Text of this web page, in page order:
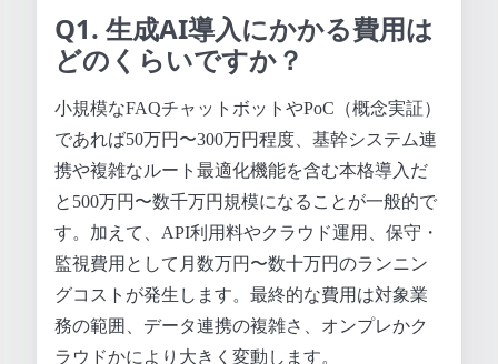
Q1. 生成AI導入にかかる費用は
どのくらいですか？
小規模なFAQチャットボットやPoC（概念実証）
であれば50万円〜300万円程度、基幹システム連
携や複雑なルート最適化機能を含む本格導入だ
と500万円〜数千万円規模になることが一般的で
す。加えて、API利用料やクラウド運用、保守・
監視費用として月数万円〜数十万円のランニン
グコストが発生します。最終的な費用は対象業
務の範囲、データ連携の複雑さ、オンプレかク
ラウドかにより大きく変動します。